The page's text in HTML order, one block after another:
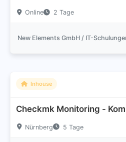
Online 2 Tage
Inhouse
Checkmk Monitoring -
Nürnberg 5 Tage